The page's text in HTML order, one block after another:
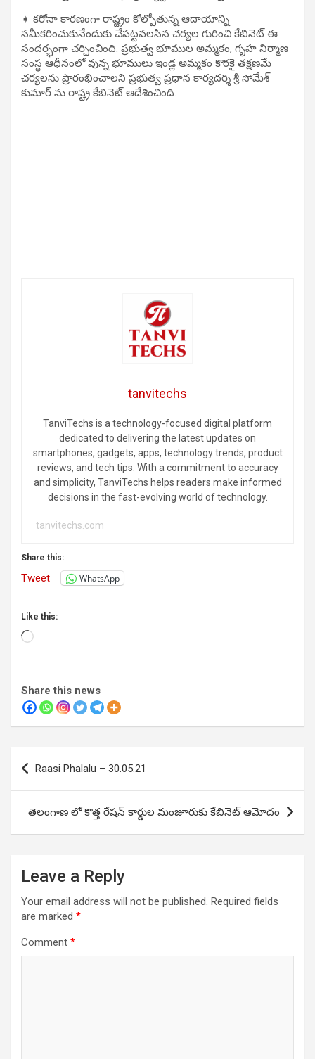
➧ కరోనా కారణంగా రాష్ట్రం కోల్పోతున్న ఆదాయాన్ని
సమీకరించుకునేందుకు చేపట్టవలసిన చర్యల గురించి కేబినెట్ ఈ
సందర్భంగా చర్చించింది. ప్రభుత్వ భూముల అమ్మకం, గృహ నిర్మాణ
సంస్థ ఆధీనంలో వున్న భూములు ఇండ్ల అమ్మకం కొరకై తక్షణమే
చర్యలను ప్రారంభించాలని ప్రభుత్వ ప్రధాన కార్యదర్శి శ్రీ సోమేశ్
కుమార్ ను రాష్ట్ర కేబినెట్ ఆదేశించింది.
tanvitechs
TanviTechs is a technology-focused digital platform
dedicated to delivering the latest updates on
smartphones, gadgets, apps, technology trends, product
reviews, and tech tips. With a commitment to accuracy
and simplicity, TanviTechs helps readers make informed
decisions in the fast-evolving world of technology.
tanvitechs.com
Share this:
Tweet WhatsApp
Like this:
Loading…
Share this news
Post
navigation
Raasi Phalalu – 30.05.21
తెలంగాణ లో కొత్త రేషన్‌ కార్డుల మంజూరుకు కేబినెట్‌ ఆమోదం
Leave a Reply
Your email address will not be published. Required fields
are marked *
Comment *